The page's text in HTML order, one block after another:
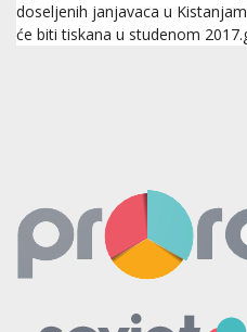
doseljenih janjavaca u
će biti tiskana u studenom